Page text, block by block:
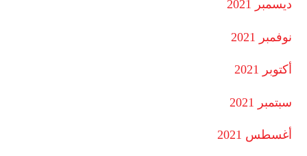
ديسمبر 2021
نوفمبر 2021
أكتوبر 2021
سبتمبر 2021
أغسطس 2021